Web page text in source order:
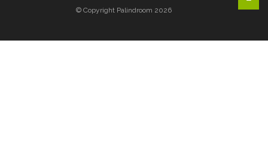
© Copyright Palindroom 2026